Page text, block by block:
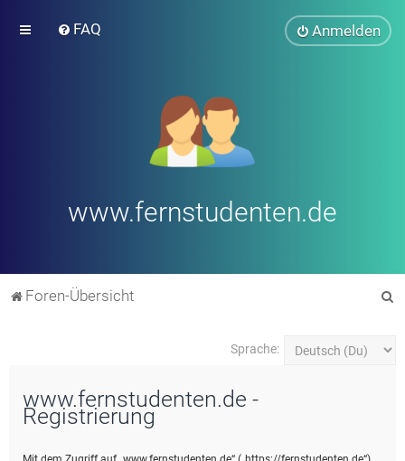
FAQ Anmelden
www.fernstudenten.de
Foren-Übersicht
Sprache:
www.fernstudenten.de -
Registrierung